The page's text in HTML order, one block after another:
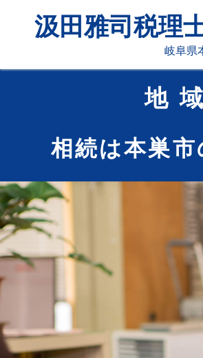
汲田雅司税理
岐阜県
地
相続は本巣市